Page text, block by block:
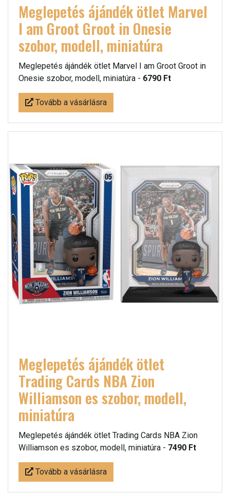
Meglepetés ájándék ötlet Marvel
I am Groot Groot in Onesie
szobor, modell, miniatúra
Meglepetés ájándék ötlet Marvel I am Groot Groot in
Onesie szobor, modell, miniatúra - 6790 Ft
Tovább a vásárlásra
Meglepetés ájándék ötlet
Trading Cards NBA Zion
Williamson es szobor, modell,
miniatúra
Meglepetés ájándék ötlet Trading Cards NBA Zion
Williamson es szobor, modell, miniatúra - 7490 Ft
Tovább a vásárlásra